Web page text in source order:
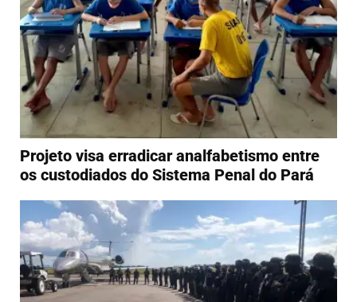
Projeto visa erradicar analfabetismo entre
os custodiados do Sistema Penal do Pará